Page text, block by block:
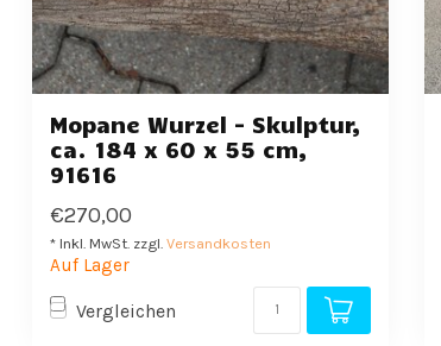
Mopane Wurzel - Skulptur,
ca. 184 x 60 x 55 cm,
91616
€270,00
* Inkl. MwSt. zzgl. Versandkosten
Auf Lager
Vergleichen